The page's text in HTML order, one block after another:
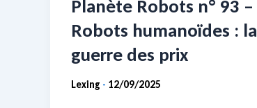
Planète Robots n° 93 –
Robots humanoïdes : la
guerre des prix
Lexing - 12/09/2025